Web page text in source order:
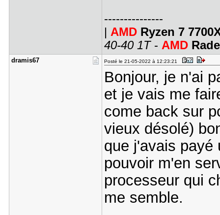
---------------
| AMDRyzen 7
40-40 1T- AMD
dramis67 Posté le 21-05-2022 à 12:23:21
Bonjour, je n'ai
et je vais me
come back sur
vieux désolé)
que j'avais payé
pouvoir m'en
processeur qui
me semble.